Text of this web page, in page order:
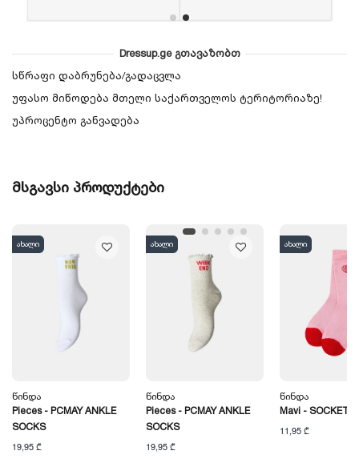
Dressup.ge გთავაზობთ
სწრაფი დაბრუნება/გადაცვლა
უფასო მიწოდება მთელი საქართველოს ტერიტორიაზე!
უპროცენტო განვადება
მსგავსი პროდუქტები
ახალი
Წინდა
Pieces - PCMAY ANKLE
SOCKS
19,95 ₾
ახალი
Წინდა
Pieces - PCMAY ANKLE
SOCKS
19,95 ₾
ახალი
Წინდა
Mavi - SOCKET
11,95 ₾